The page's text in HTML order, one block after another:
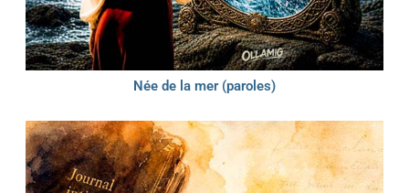
Née de la mer (paroles)